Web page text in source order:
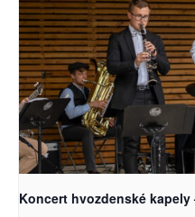
Koncert hvozdenské kapely